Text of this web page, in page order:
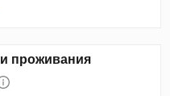
проживания